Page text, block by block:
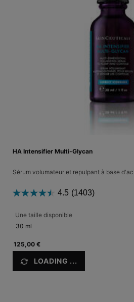
HA Intensifier Multi-Glycan
Sérum volumateur et repulpant à base
4.5 (1403)
Une taille disponible
30 ml
125,00 €
LOADING ...